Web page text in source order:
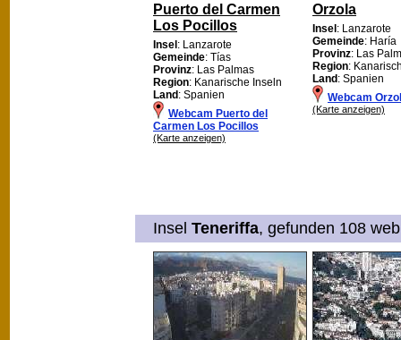
Puerto del Carmen
Los Pocillos
Insel: Lanzarote
Gemeinde: Tías
Provinz: Las Palmas
Region: Kanarische Inseln
Land: Spanien
Webcam Puerto del
Carmen Los Pocillos
(Karte anzeigen)
Orzola
Insel: Lanzarote
Gemeinde: Haría
Provinz: Las
Region:
Land: Spanien
Webcam
(Karte anzeigen)
Insel Teneriffa, gefunden 108